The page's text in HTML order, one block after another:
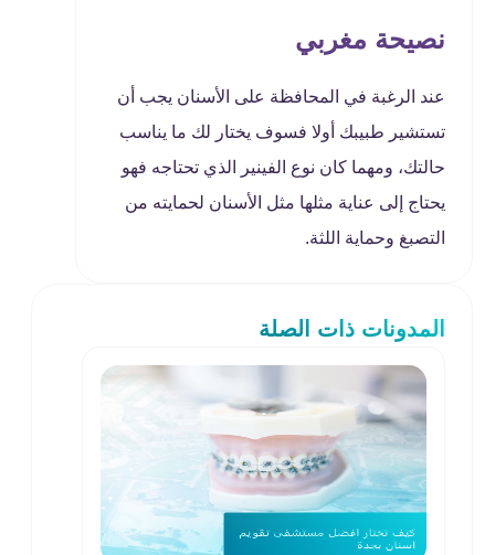
نصيحة مغربي
عند الرغبة في المحافظة على الأسنان يجب أن
تستشير طبيبك أولا فسوف يختار لك ما يناسب
حالتك، ومهما كان نوع الفينير الذي تحتاجه فهو
يحتاج إلى عناية مثلها مثل الأسنان لحمايته من
التصبغ وحماية اللثة.
المدونات ذات الصلة